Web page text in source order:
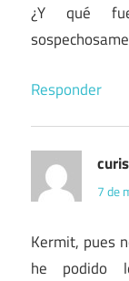
¿Y qué
Responder
7 de
Kermit, pues
he podido